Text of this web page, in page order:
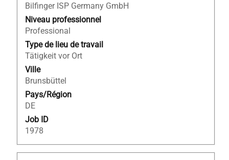
Bilfinger ISP Germany GmbH
Niveau professionnel
Professional
Type de lieu de travail
Tätigkeit vor Ort
Ville
Brunsbüttel
Pays/Région
DE
Job ID
1978
d’espacement
pour
afficher
tout
le
contenu
des
informations
d’emploi.